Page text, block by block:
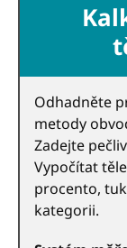
Odhadněte
metody
Zadejte
Vypočítat
procento,
kategorii.